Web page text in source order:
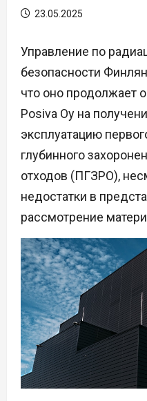
23.05.2025
Управление по
безопасности
что оно продолжает
Posiva Oy на
эксплуатацию
глубинного
отходов (ПГЗРО),
недостатки в
рассмотрение